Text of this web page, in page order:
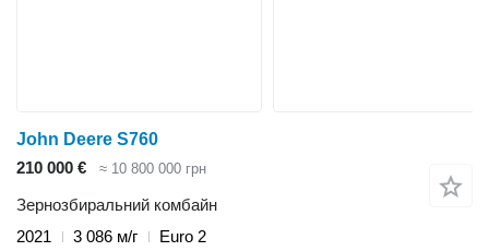
John Deere S760
210 000 €
≈ 10 800 000 грн
Зернозбиральний комбайн
2021
3 086 м/г
Euro 2